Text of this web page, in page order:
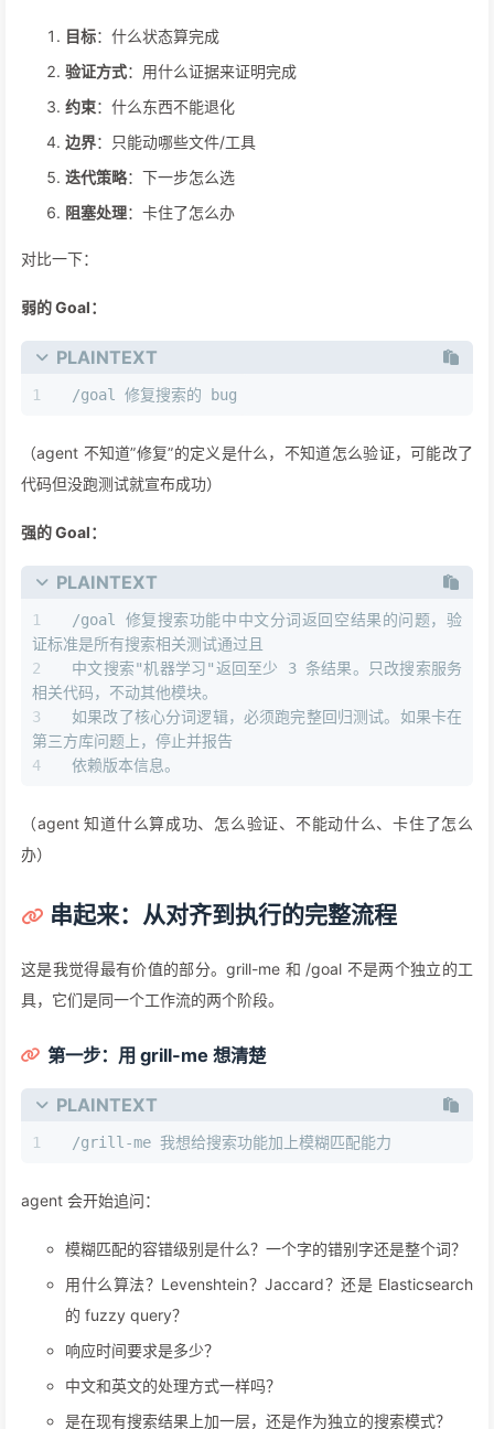
目标：什么状态算完成
验证方式：用什么证据来证明完成
约束：什么东西不能退化
边界：只能动哪些文件/工具
迭代策略：下一步怎么选
阻塞处理：卡住了怎么办
对比一下：
弱的 Goal：
PLAINTEXT
/goal 修复搜索的 bug
（agent 不知道”修复”的定义是什么，不知道怎么验证，可能改了
代码但没跑测试就宣布成功）
强的 Goal：
PLAINTEXT
/goal 修复搜索功能中中文分词返回空结果的问题，验
证标准是所有搜索相关测试通过且
中文搜索"机器学习"返回至少 3 条结果。只改搜索服务
相关代码，不动其他模块。
如果改了核心分词逻辑，必须跑完整回归测试。如果卡在
第三方库问题上，停止并报告
依赖版本信息。
（agent 知道什么算成功、怎么验证、不能动什么、卡住了怎么
办）
串起来：从对齐到执行的完整流程
这是我觉得最有价值的部分。grill-me 和 /goal 不是两个独立的工
具，它们是同一个工作流的两个阶段。
第一步：用 grill-me 想清楚
PLAINTEXT
/grill-me 我想给搜索功能加上模糊匹配能力
agent 会开始追问：
模糊匹配的容错级别是什么？一个字的错别字还是整个词？
用什么算法？Levenshtein？Jaccard？还是 Elasticsearch
的 fuzzy query？
响应时间要求是多少？
中文和英文的处理方式一样吗？
是在现有搜索结果上加一层，还是作为独立的搜索模式？